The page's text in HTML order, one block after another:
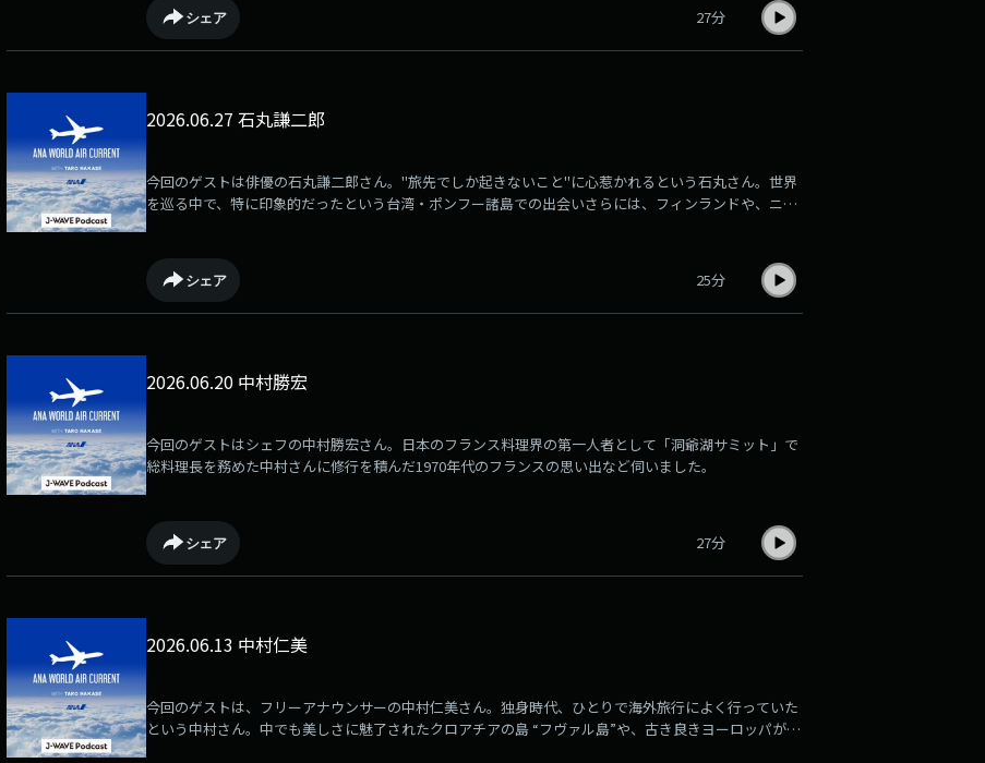
シェア 27分
2026.06.27 石丸謙二郎
今回のゲストは俳優の石丸謙二郎さん。"旅先でしか起きないこと"に心惹かれるという石丸さん。世界
を巡る中で、特に印象的だったという台湾・ポンフー諸島での出会いさらには、フィンランドや、ニュ
ーヨークで遭遇したユーモラスなエピソードもお伺いしました。
シェア 25分
2026.06.20 中村勝宏
今回のゲストはシェフの中村勝宏さん。日本のフランス料理界の第一人者として「洞爺湖サミット」で
総料理長を務めた中村さんに修行を積んだ1970年代のフランスの思い出など伺いました。
シェア 27分
2026.06.13 中村仁美
今回のゲストは、フリーアナウンサーの中村仁美さん。独身時代、ひとりで海外旅行によく行っていた
という中村さん。中でも美しさに魅了されたクロアチアの島 “フヴァル島”や、古き良きヨーロッパが残
る、ハンガリー・ブタペストの思い出など伺いました。